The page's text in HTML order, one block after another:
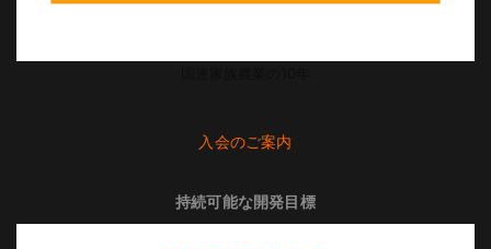
入会のご案内
持続可能な開発目標